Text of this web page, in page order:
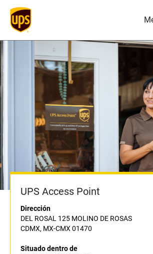
UPS Access Point
Dirección
DEL ROSAL 125 MOLINO DE ROSAS
CDMX, MX-CMX 01470
Situado dentro de